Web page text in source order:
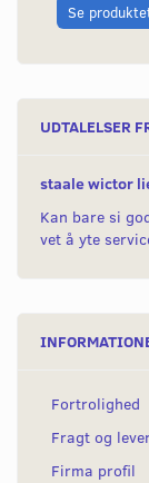
Se
UDTALELSER
staale wictor
Kan bare si
vet å yte
Fortrolighed
Fragt og
Firma profil